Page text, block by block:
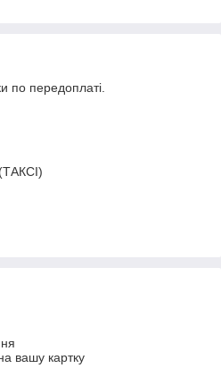
по передоплаті.
вашу картку